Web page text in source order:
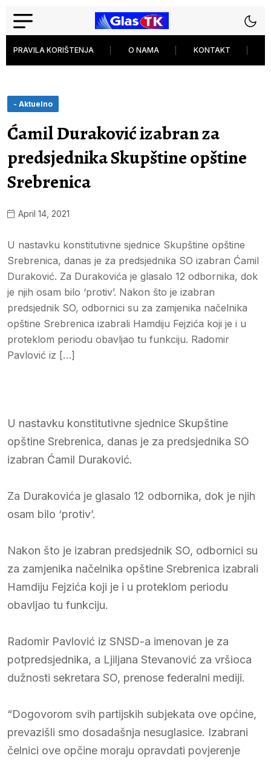
PRAVILA KORIŠTENJA O NAMA KONTAKT
- Aktuelno
Ćamil Duraković izabran za
predsjednika Skupštine opštine
Srebrenica
April 14, 2021
U nastavku konstitutivne sjednice Skupštine opštine
Srebrenica, danas je za predsjednika SO izabran Ćamil
Duraković. Za Durakovića je glasalo 12 odbornika, dok
je njih osam bilo ‘protiv’. Nakon što je izabran
predsjednik SO, odbornici su za zamjenika načelnika
opštine Srebrenica izabrali Hamdiju Fejzića koji je i u
proteklom periodu obavljao tu funkciju. Radomir
Pavlović iz […]
U nastavku konstitutivne sjednice Skupštine
opštine Srebrenica, danas je za predsjednika SO
izabran Ćamil Duraković.
Za Durakovića je glasalo 12 odbornika, dok je njih
osam bilo ‘protiv’.
Nakon što je izabran predsjednik SO, odbornici su
za zamjenika načelnika opštine Srebrenica izabrali
Hamdiju Fejzića koji je i u proteklom periodu
obavljao tu funkciju.
Radomir Pavlović iz SNSD-a imenovan je za
potpredsjednika, a Ljiljana Stevanović za vršioca
dužnosti sekretara SO, prenose federalni mediji.
“Dogovorom svih partijskih subjekata ove općine,
prevazišli smo dosadašnja nesuglasice. Izabrani
čelnici ove opčine moraju opravdati povjerenje